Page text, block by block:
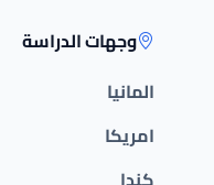
وجهات الدراسة
المانيا
امريكا